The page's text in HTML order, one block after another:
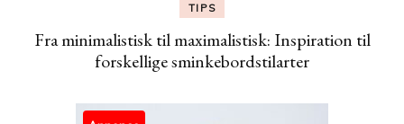
TIPS
Fra minimalistisk til maximalistisk: Inspiration til
forskellige sminkebordstilarter